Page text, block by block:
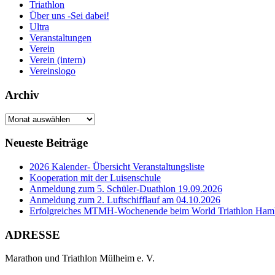
Triathlon
Über uns -Sei dabei!
Ultra
Veranstaltungen
Verein
Verein (intern)
Vereinslogo
Archiv
Archiv
Neueste Beiträge
2026 Kalender- Übersicht Veranstaltungsliste
Kooperation mit der Luisenschule
Anmeldung zum 5. Schüler-Duathlon 19.09.2026
Anmeldung zum 2. Luftschifflauf am 04.10.2026
Erfolgreiches MTMH-Wochenende beim World Triathlon
ADRESSE
Marathon und Triathlon Mülheim e. V.